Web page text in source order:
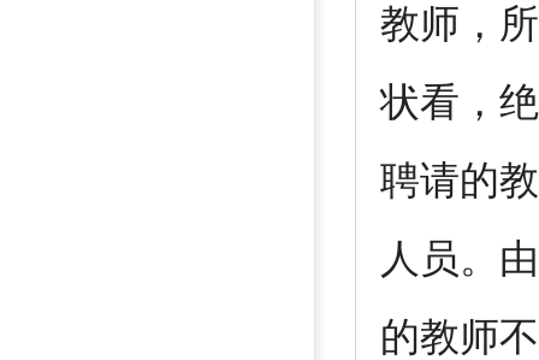
教师，
状看，
聘请的
人员。
的教师